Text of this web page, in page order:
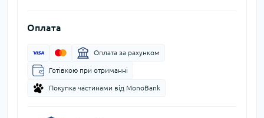
Оплата
Оплата за рахунком
Готівкою при отриманні
Покупка частинами від MonoBank